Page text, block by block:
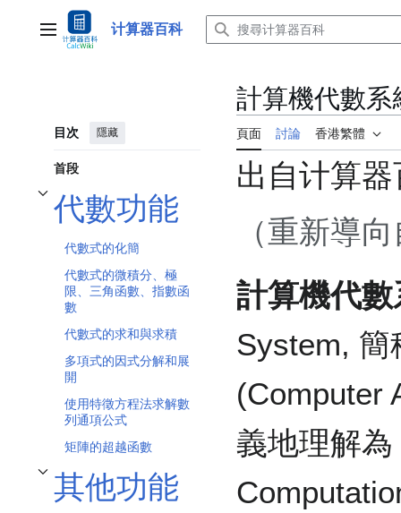
主選單 计算器百科
目次 隱藏
首段
代數功能
切換 代數功能 子章節
代數式的化簡
代數式的微積分、極
限、三角函數、指數函
數
代數式的求和與求積
多項式的因式分解和展
開
使用特徵方程法求解數
列通項公式
矩陣的超越函數
其他功能
切換 其他功能 子章節
計算機代數系
頁面 討論 香港繁體
出自计算
（重新導
計算機代數
System,
(Computer
義地理解